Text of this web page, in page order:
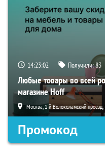
14:23:01 Получили:83
Любые товары во всей
магазине Hoff
Москва, 1-й Волоколамский проезд,
Промокод